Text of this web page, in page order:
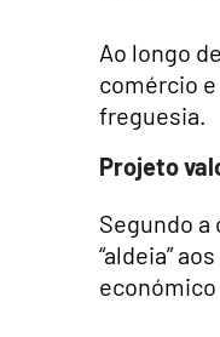
Ao longo
comércio
freguesia.
Projeto
Segundo a
“aldeia”
económico